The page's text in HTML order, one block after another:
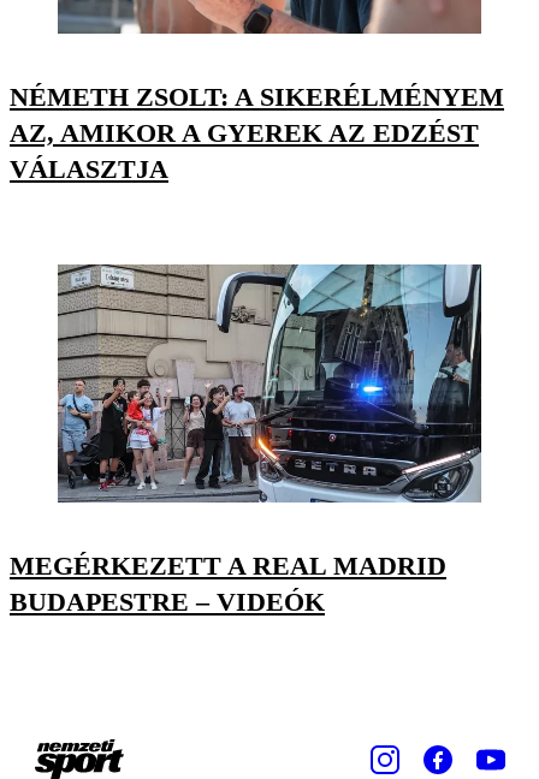
NÉMETH ZSOLT: A SIKERÉLMÉNYEM
AZ, AMIKOR A GYEREK AZ EDZÉST
VÁLASZTJA
MEGÉRKEZETT A REAL MADRID
BUDAPESTRE – VIDEÓK